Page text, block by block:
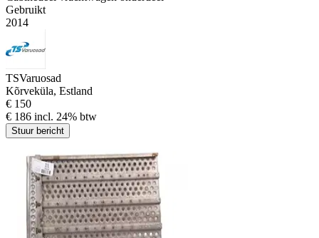
Gebruikt
2014
TSVaruosad
Kõrveküla, Estland
€ 150
€ 186 incl. 24% btw
Stuur bericht